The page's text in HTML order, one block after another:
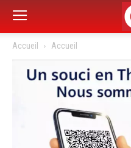
Accueil Accueil